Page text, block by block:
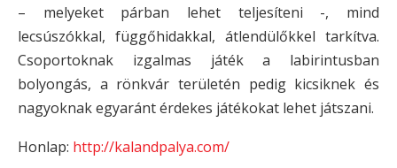
– melyeket párban lehet teljesíteni -, mind
lecsúszókkal, függőhidakkal, átlendülőkkel tarkítva.
Csoportoknak izgalmas játék a labirintusban
bolyongás, a rönkvár területén pedig kicsiknek és
nagyoknak egyaránt érdekes játékokat lehet játszani.
Honlap: http://kalandpalya.com/